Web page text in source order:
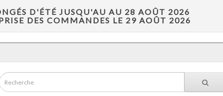
D'ÉTÉ JUSQU'AU AU 28 AOÛT 2026
DES COMMANDES LE 29 AOÛT 2026